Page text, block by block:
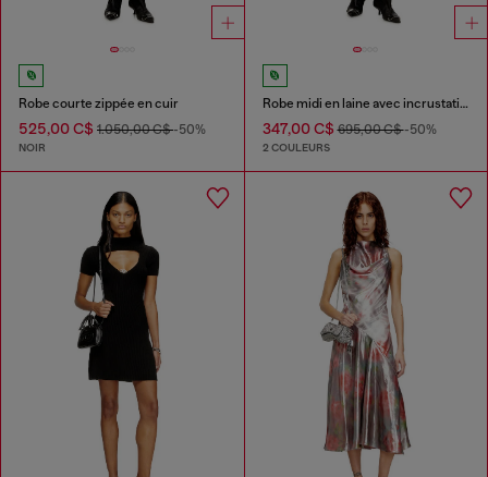
Robe courte zippée en cuir
525,00 C$ 1.050,00 C$-50%
NOIR
Robe midi en laine avec incrustation
347,00 C$695,00 C$-50%
2 COULEURS